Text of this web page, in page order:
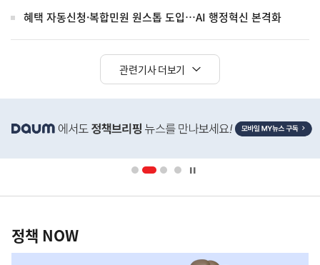
혜택 자동신청·복합민원 원스톱 도입…AI 행정혁신 본격화
관련기사 더보기
단
영
책
NOW,
정책 NOW